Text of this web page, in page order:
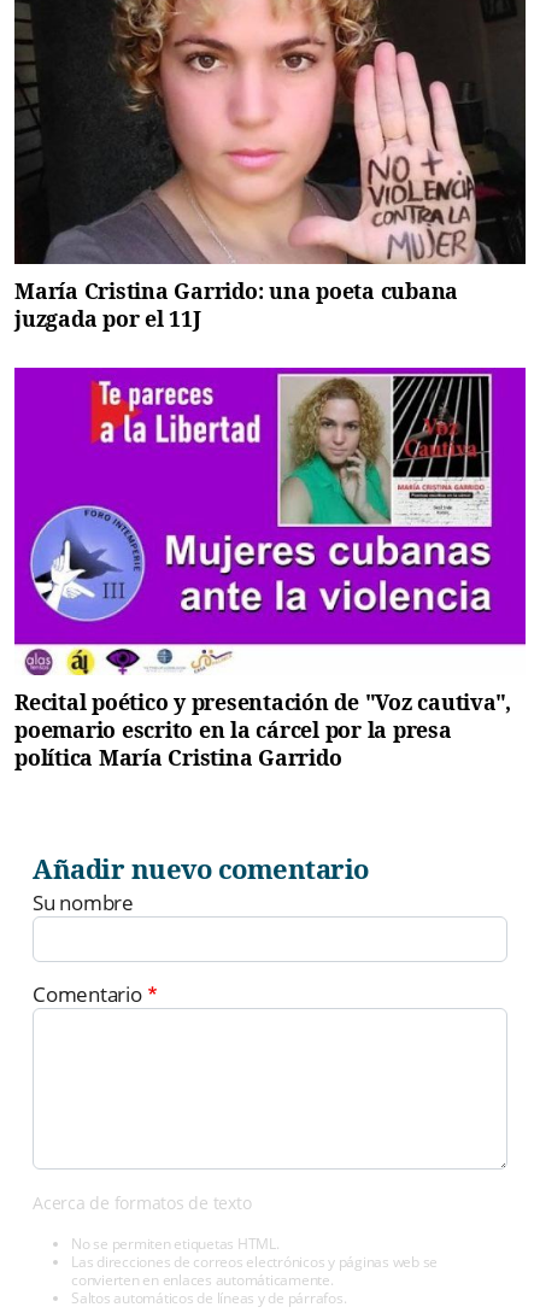
María Cristina Garrido: una poeta cubana
juzgada por el 11J
Recital poético y presentación de "Voz cautiva",
poemario escrito en la cárcel por la presa
política María Cristina Garrido
Añadir nuevo comentario
Su nombre
Comentario
Acerca de formatos de texto
No se permiten etiquetas HTML.
Las direcciones de correos electrónicos y páginas web se
convierten en enlaces automáticamente.
Saltos automáticos de líneas y de párrafos.